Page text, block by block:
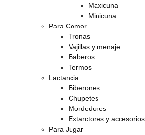
Maxicuna
Minicuna
Para Comer
Tronas
Vajillas y menaje
Baberos
Termos
Lactancia
Biberones
Chupetes
Mordedores
Extarctores y accesorios
Para Jugar